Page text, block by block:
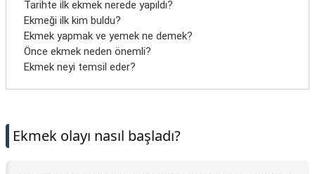
Tarihte ilk ekmek nerede yapıldı?
Ekmeği ilk kim buldu?
Ekmek yapmak ve yemek ne demek?
Önce ekmek neden önemli?
Ekmek neyi temsil eder?
Ekmek olayı nasıl başladı?